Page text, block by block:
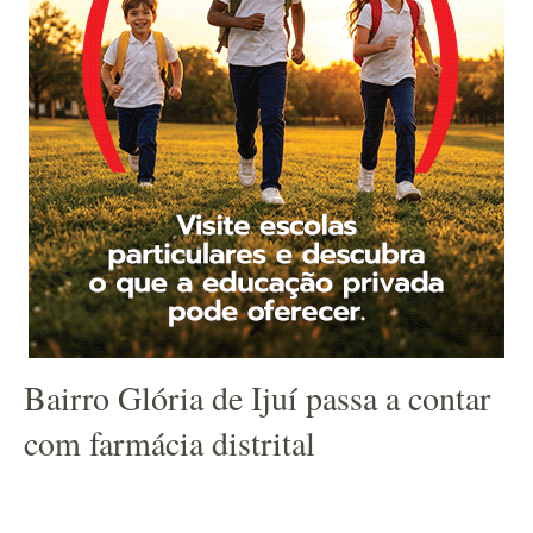
Bairro Glória de Ijuí passa a contar
com farmácia distrital